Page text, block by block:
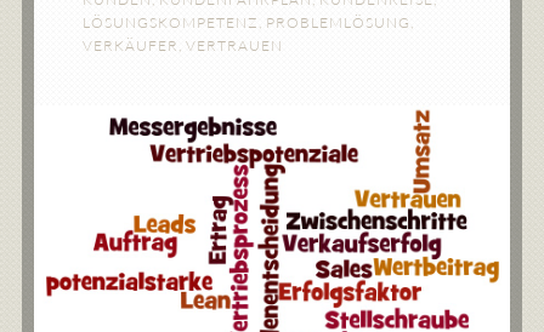
LÖSUNGSKOMPETENZ , PROBLEMLÖSUNG ,
VERKÄUFER , VERTRAUEN